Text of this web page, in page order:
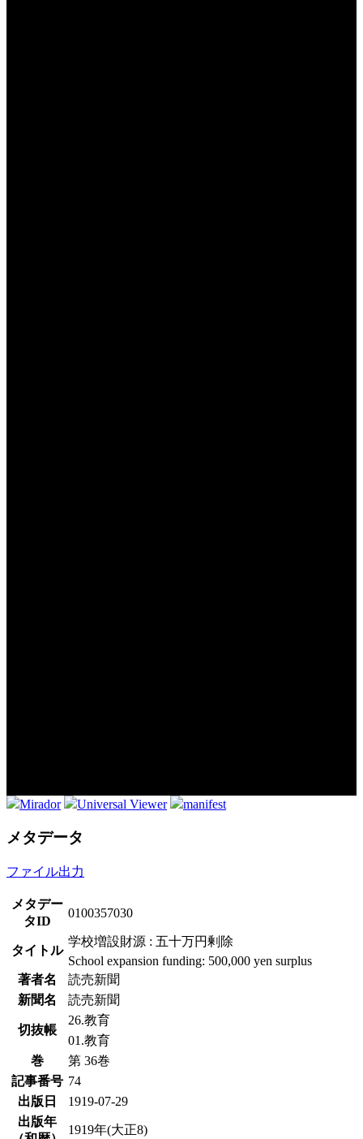
Mirador Universal Viewer manifest
メタデータ
ファイル出力
メタデー
タID
0100357030
タイトル
学校増設財源 : 五十万円剰除
School expansion funding: 500,000 yen surplus
著者名
読売新聞
新聞名
読売新聞
切抜帳
26.教育
01.教育
巻
第 36巻
記事番号 74
出版日
1919-07-29
出版年
1919年(大正8)